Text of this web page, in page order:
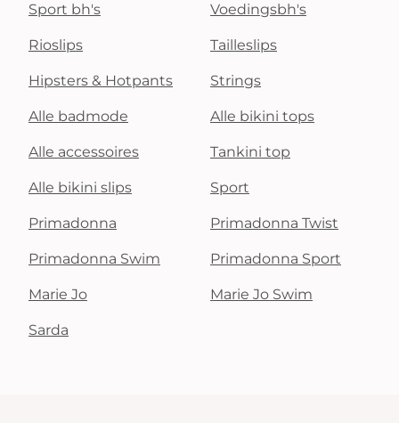
Sport bh's Voedingsbh's
Rioslips Tailleslips
Hipsters & Hotpants Strings
Alle badmode Alle bikini tops
Alle accessoires Tankini top
Alle bikini slips Sport
Primadonna Primadonna Twist
Primadonna Swim Primadonna Sport
Marie Jo Marie Jo Swim
Sarda